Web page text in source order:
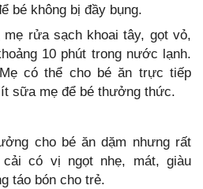
bé không bị đầy bụng.
rửa sạch khoai tây, gọt vỏ,
10 phút trong nước lạnh.
có thể cho bé ăn trực tiếp
sữa mẹ để bé thưởng thức.
cho bé ăn dặm nhưng rất
có vị ngọt nhẹ, mát, giàu
táo bón cho trẻ.